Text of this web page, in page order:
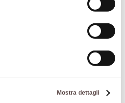
Mostra dettagli